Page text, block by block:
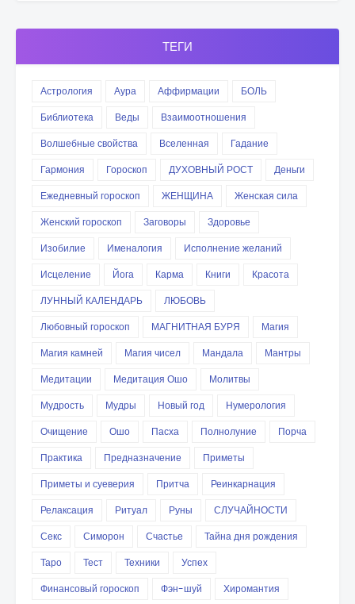
ТЕГИ
Астрология Аура Аффирмации
БОЛЬ
Библиотека
Веды
Взаимоотношения
Волшебные свойства
Вселенная
Гадание
Гармония
Гороскоп ДУХОВНЫЙ РОСТ
Деньги
Ежедневный гороскоп
ЖЕНЩИНА
Женская сила
Женский гороскоп
Заговоры
Здоровье
Изобилие
Именалогия
Исполнение желаний
Исцеление
Йога Карма Книги
Красота
ЛУННЫЙ КАЛЕНДАРЬ
ЛЮБОВЬ
Любовный гороскоп
МАГНИТНАЯ БУРЯ
Магия
Магия камней
Магия чисел Мандала
Мантры
Медитации
Медитация Ошо
Молитвы
Мудрость
Мудры Новый год
Нумерология
Очищение
Ошо Пасха Полнолуние
Порча
Практика
Предназначение
Приметы
Приметы и суеверия
Притча
Реинкарнация
Релаксация
Ритуал Руны
СЛУЧАЙНОСТИ
Секс
Симорон Счастье
Тайна дня рождения
Таро
Тест Техники
Успех
Финансовый гороскоп
Фэн-шуй
Хиромантия